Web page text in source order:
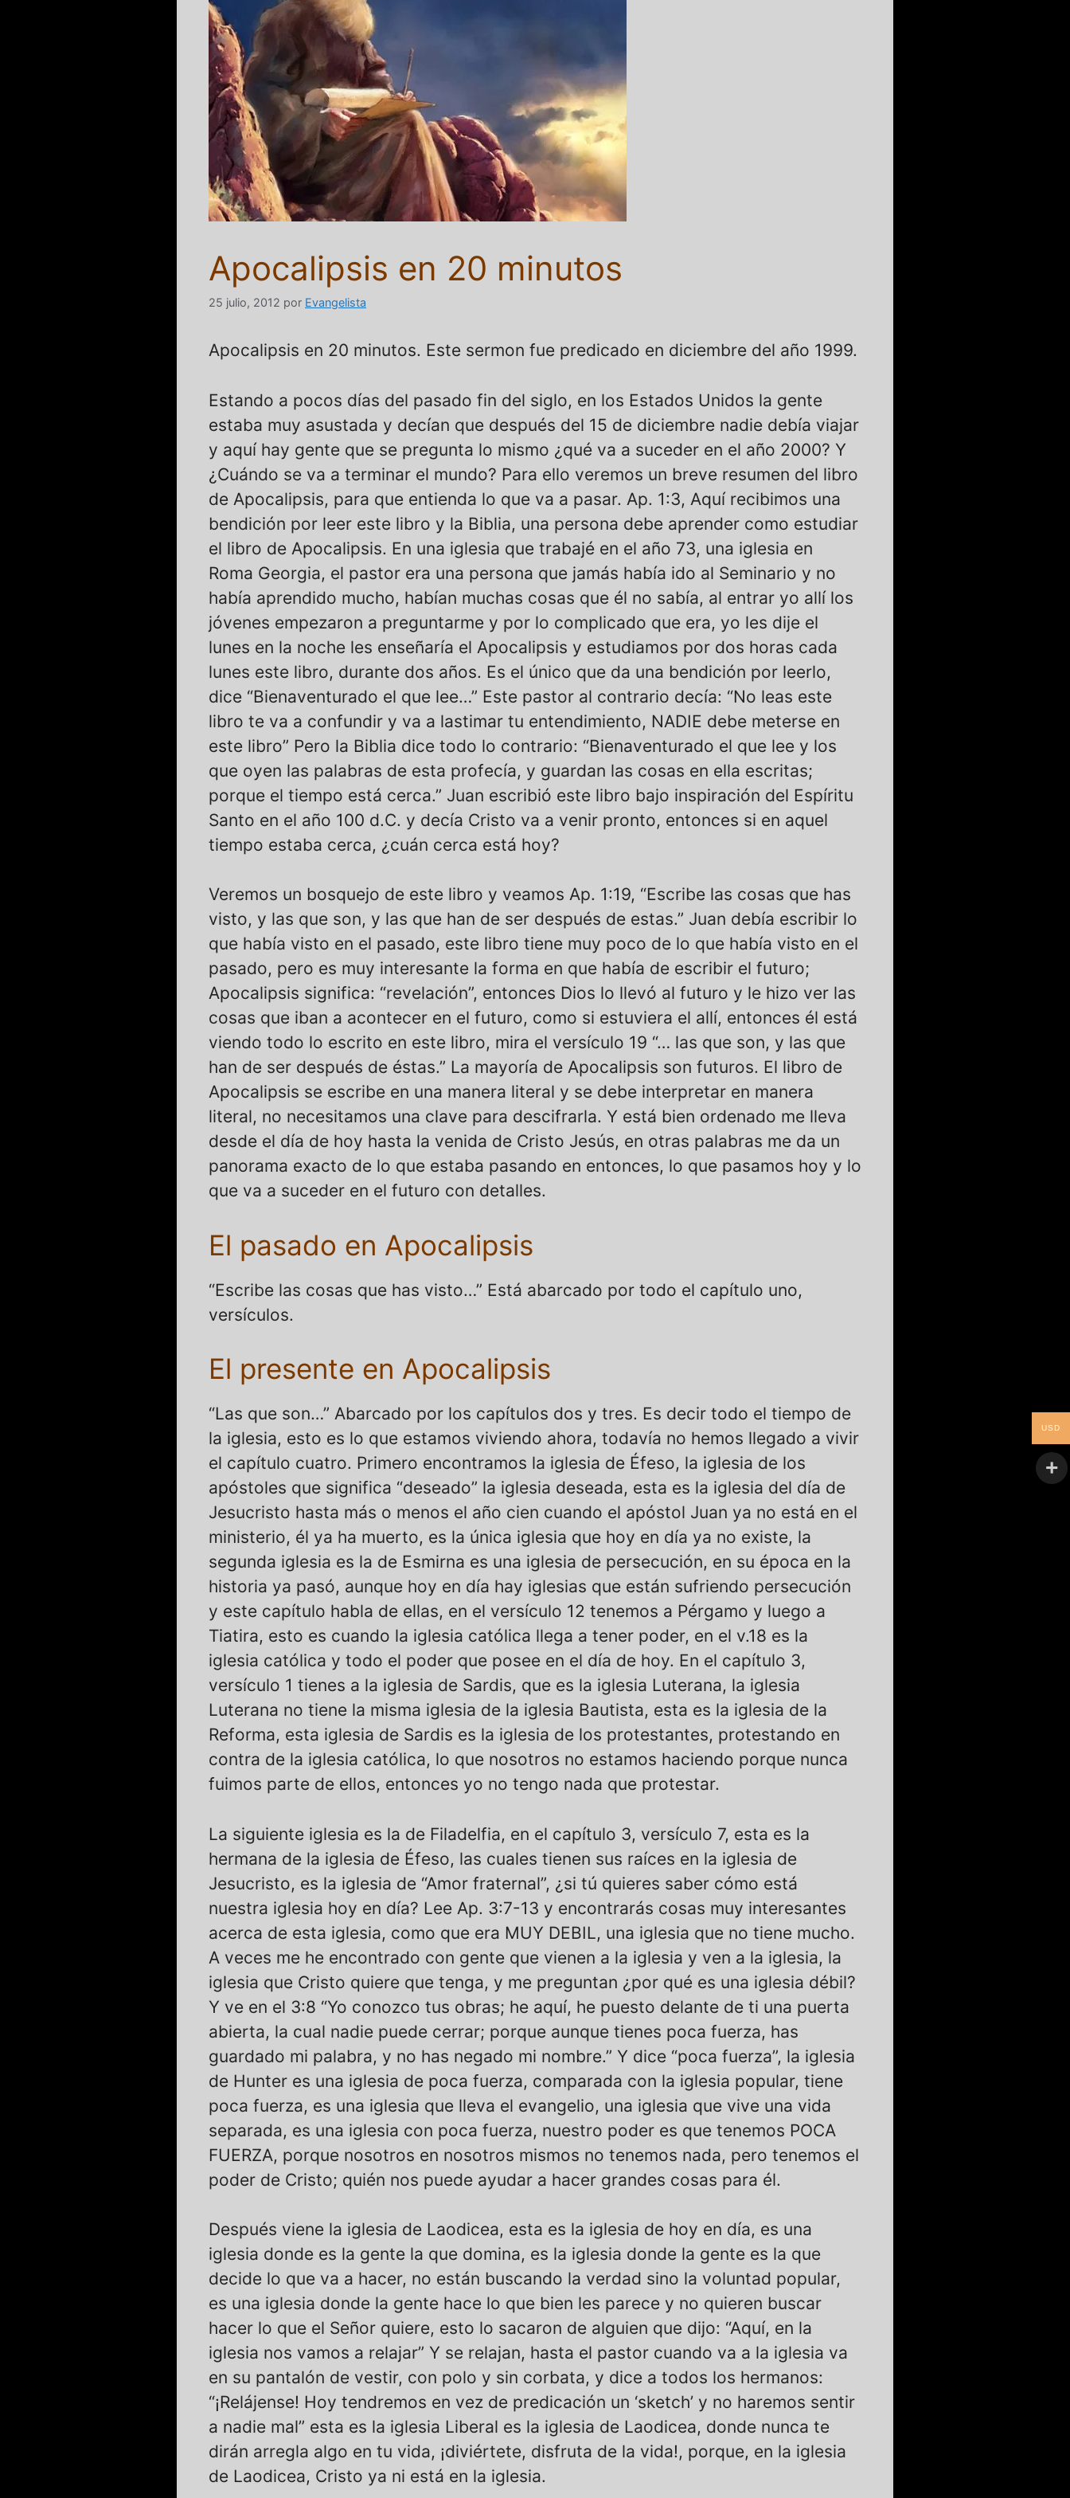
Apocalipsis en 20 minutos
25 julio, 2012 por Evangelista
Apocalipsis en 20 minutos. Este sermon fue predicado en diciembre del año 1999.
Estando a pocos días del pasado fin del siglo, en los Estados Unidos la gente
estaba muy asustada y decían que después del 15 de diciembre nadie debía viajar
y aquí hay gente que se pregunta lo mismo ¿qué va a suceder en el año 2000? Y
¿Cuándo se va a terminar el mundo? Para ello veremos un breve resumen del libro
de Apocalipsis, para que entienda lo que va a pasar. Ap. 1:3, Aquí recibimos una
bendición por leer este libro y la Biblia, una persona debe aprender como estudiar
el libro de Apocalipsis. En una iglesia que trabajé en el año 73, una iglesia en
Roma Georgia, el pastor era una persona que jamás había ido al Seminario y no
había aprendido mucho, habían muchas cosas que él no sabía, al entrar yo allí los
jóvenes empezaron a preguntarme y por lo complicado que era, yo les dije el
lunes en la noche les enseñaría el Apocalipsis y estudiamos por dos horas cada
lunes este libro, durante dos años. Es el único que da una bendición por leerlo,
dice “Bienaventurado el que lee…” Este pastor al contrario decía: “No leas este
libro te va a confundir y va a lastimar tu entendimiento, NADIE debe meterse en
este libro” Pero la Biblia dice todo lo contrario: “Bienaventurado el que lee y los
que oyen las palabras de esta profecía, y guardan las cosas en ella escritas;
porque el tiempo está cerca.” Juan escribió este libro bajo inspiración del Espíritu
Santo en el año 100 d.C. y decía Cristo va a venir pronto, entonces si en aquel
tiempo estaba cerca, ¿cuán cerca está hoy?
Veremos un bosquejo de este libro y veamos Ap. 1:19, “Escribe las cosas que has
visto, y las que son, y las que han de ser después de estas.” Juan debía escribir lo
que había visto en el pasado, este libro tiene muy poco de lo que había visto en el
pasado, pero es muy interesante la forma en que había de escribir el futuro;
Apocalipsis significa: “revelación”, entonces Dios lo llevó al futuro y le hizo ver las
cosas que iban a acontecer en el futuro, como si estuviera el allí, entonces él está
viendo todo lo escrito en este libro, mira el versículo 19 “… las que son, y las que
han de ser después de éstas.” La mayoría de Apocalipsis son futuros. El libro de
Apocalipsis se escribe en una manera literal y se debe interpretar en manera
literal, no necesitamos una clave para descifrarla. Y está bien ordenado me lleva
desde el día de hoy hasta la venida de Cristo Jesús, en otras palabras me da un
panorama exacto de lo que estaba pasando en entonces, lo que pasamos hoy y lo
que va a suceder en el futuro con detalles.
El pasado en Apocalipsis
“Escribe las cosas que has visto…” Está abarcado por todo el capítulo uno,
versículos.
El presente en Apocalipsis
“Las que son…” Abarcado por los capítulos dos y tres. Es decir todo el tiempo de
la iglesia, esto es lo que estamos viviendo ahora, todavía no hemos llegado a vivir
el capítulo cuatro. Primero encontramos la iglesia de Éfeso, la iglesia de los
apóstoles que significa “deseado” la iglesia deseada, esta es la iglesia del día de
Jesucristo hasta más o menos el año cien cuando el apóstol Juan ya no está en el
ministerio, él ya ha muerto, es la única iglesia que hoy en día ya no existe, la
segunda iglesia es la de Esmirna es una iglesia de persecución, en su época en la
historia ya pasó, aunque hoy en día hay iglesias que están sufriendo persecución
y este capítulo habla de ellas, en el versículo 12 tenemos a Pérgamo y luego a
Tiatira, esto es cuando la iglesia católica llega a tener poder, en el v.18 es la
iglesia católica y todo el poder que posee en el día de hoy. En el capítulo 3,
versículo 1 tienes a la iglesia de Sardis, que es la iglesia Luterana, la iglesia
Luterana no tiene la misma iglesia de la iglesia Bautista, esta es la iglesia de la
Reforma, esta iglesia de Sardis es la iglesia de los protestantes, protestando en
contra de la iglesia católica, lo que nosotros no estamos haciendo porque nunca
fuimos parte de ellos, entonces yo no tengo nada que protestar.
La siguiente iglesia es la de Filadelfia, en el capítulo 3, versículo 7, esta es la
hermana de la iglesia de Éfeso, las cuales tienen sus raíces en la iglesia de
Jesucristo, es la iglesia de “Amor fraternal”, ¿si tú quieres saber cómo está
nuestra iglesia hoy en día? Lee Ap. 3:7-13 y encontrarás cosas muy interesantes
acerca de esta iglesia, como que era MUY DEBIL, una iglesia que no tiene mucho.
A veces me he encontrado con gente que vienen a la iglesia y ven a la iglesia, la
iglesia que Cristo quiere que tenga, y me preguntan ¿por qué es una iglesia débil?
Y ve en el 3:8 “Yo conozco tus obras; he aquí, he puesto delante de ti una puerta
abierta, la cual nadie puede cerrar; porque aunque tienes poca fuerza, has
guardado mi palabra, y no has negado mi nombre.” Y dice “poca fuerza”, la iglesia
de Hunter es una iglesia de poca fuerza, comparada con la iglesia popular, tiene
poca fuerza, es una iglesia que lleva el evangelio, una iglesia que vive una vida
separada, es una iglesia con poca fuerza, nuestro poder es que tenemos POCA
FUERZA, porque nosotros en nosotros mismos no tenemos nada, pero tenemos el
poder de Cristo; quién nos puede ayudar a hacer grandes cosas para él.
Después viene la iglesia de Laodicea, esta es la iglesia de hoy en día, es una
iglesia donde es la gente la que domina, es la iglesia donde la gente es la que
decide lo que va a hacer, no están buscando la verdad sino la voluntad popular,
es una iglesia donde la gente hace lo que bien les parece y no quieren buscar
hacer lo que el Señor quiere, esto lo sacaron de alguien que dijo: “Aquí, en la
iglesia nos vamos a relajar” Y se relajan, hasta el pastor cuando va a la iglesia va
en su pantalón de vestir, con polo y sin corbata, y dice a todos los hermanos:
“¡Relájense! Hoy tendremos en vez de predicación un ‘sketch’ y no haremos sentir
a nadie mal” esta es la iglesia Liberal es la iglesia de Laodicea, donde nunca te
dirán arregla algo en tu vida, ¡diviértete, disfruta de la vida!, porque, en la iglesia
de Laodicea, Cristo ya ni está en la iglesia.
USD